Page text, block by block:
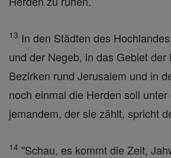
13 In den Städten des
und der Negeb, in das Gebiet der
Bezirken rund Jerusalem und in
noch einmal die Herden soll
jemandem, der sie zählt, spricht
14 "Schau, es kommt die Zeit,